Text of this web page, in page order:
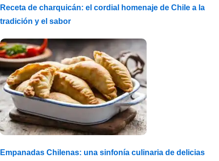
Receta de charquicán: el cordial homenaje de Chile a la
tradición y el sabor
Empanadas Chilenas: una sinfonía culinaria de delicias